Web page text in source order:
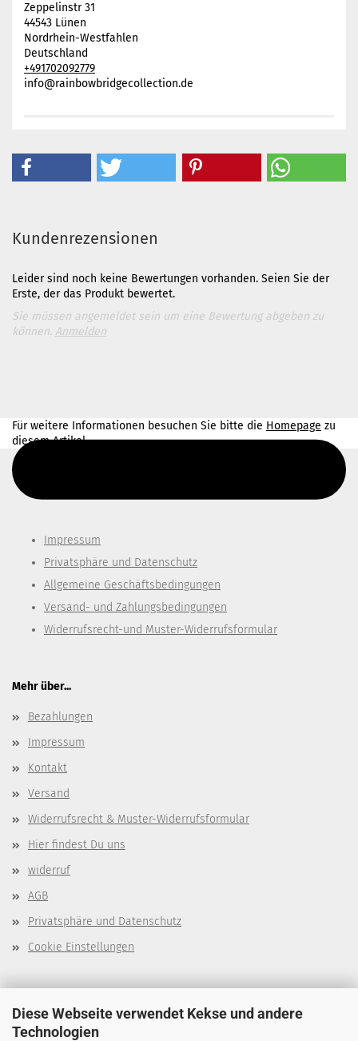
Diese Webseite verwendet Kekse und andere
Technologien
Zeppelinstr 31
44543 Lünen
Nordrhein-Westfahlen
Deutschland
+491702092779
info@rainbowbridgecollection.de
Kundenrezensionen
Leider sind noch keine Bewertungen vorhanden. Seien Sie der
Erste, der das Produkt bewertet.
Sie müssen angemeldet sein um eine Bewertung abgeben zu
können. Anmelden
Für weitere Informationen besuchen Sie bitte die Homepage zu
diesem Artikel.
Impressum
Privatsphäre und Datenschutz
Allgemeine Geschäftsbedingungen
Versand- und Zahlungsbedingungen
Widerrufsrecht-und Muster-Widerrufsformular
Mehr über...
Bezahlungen
Impressum
Kontakt
Versand
Widerrufsrecht & Muster-Widerrufsformular
Hier findest Du uns
widerruf
AGB
Privatsphäre und Datenschutz
Cookie Einstellungen
Über mich